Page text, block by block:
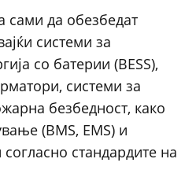
сами да обезбедат
системи за
со батерии (BESS),
системи за
безбедност, како
(BMS, EMS) и
стандардите на